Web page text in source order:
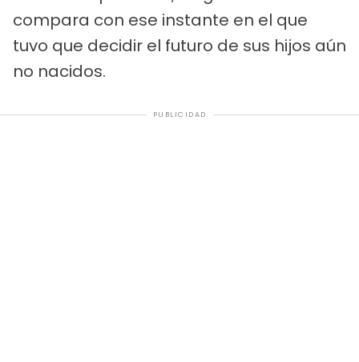
compara con ese instante en el que
tuvo que decidir el futuro de sus hijos aún
no nacidos.
PUBLICIDAD